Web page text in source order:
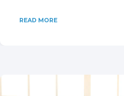
READ MORE